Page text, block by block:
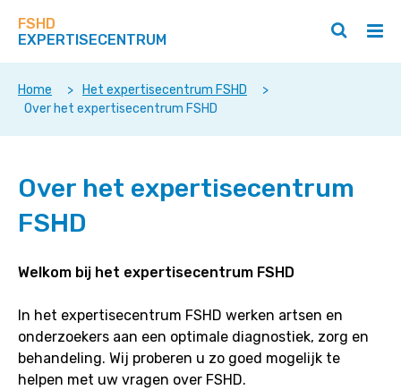
direct
op
deze
FSHD
EXPERTISECENTRUM
/
Zoeken
/
Home > Het expertisecentrum FSHD
>
Over het expertisecentrum FSHD
Over het expertisecentrum
FSHD
Welkom bij het expertisecentrum FSHD
In het expertisecentrum FSHD werken artsen en
onderzoekers aan een optimale diagnostiek, zorg en
behandeling. Wij proberen u zo goed mogelijk te
helpen met uw vragen over FSHD.